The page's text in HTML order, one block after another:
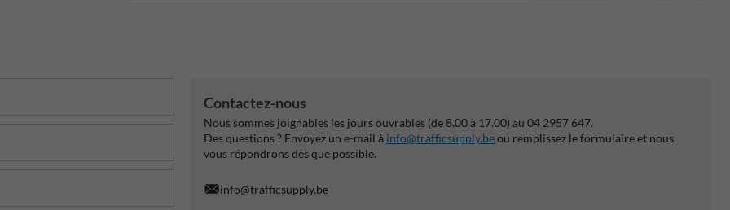
Contactez-nous
Nous sommes joignables les jours ouvrables (de 8.00 à 17.00) au 04 2957 647.
Des questions ? Envoyez un e-mail à info@trafficsupply.beou remplissez le formulaire et nous
vous répondrons dès que possible.
info@trafficsupply.be